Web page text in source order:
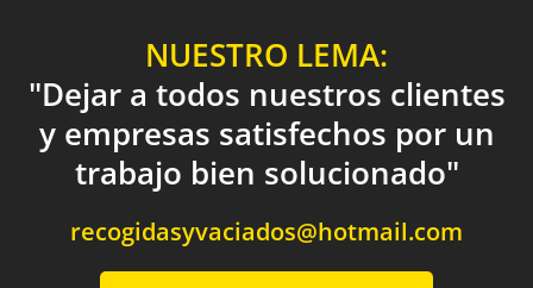
NUESTRO LEMA:
"Dejar a todos nuestros clientes
y empresas satisfechos por un
trabajo bien solucionado"
recogidasyvaciados@hotmail.com